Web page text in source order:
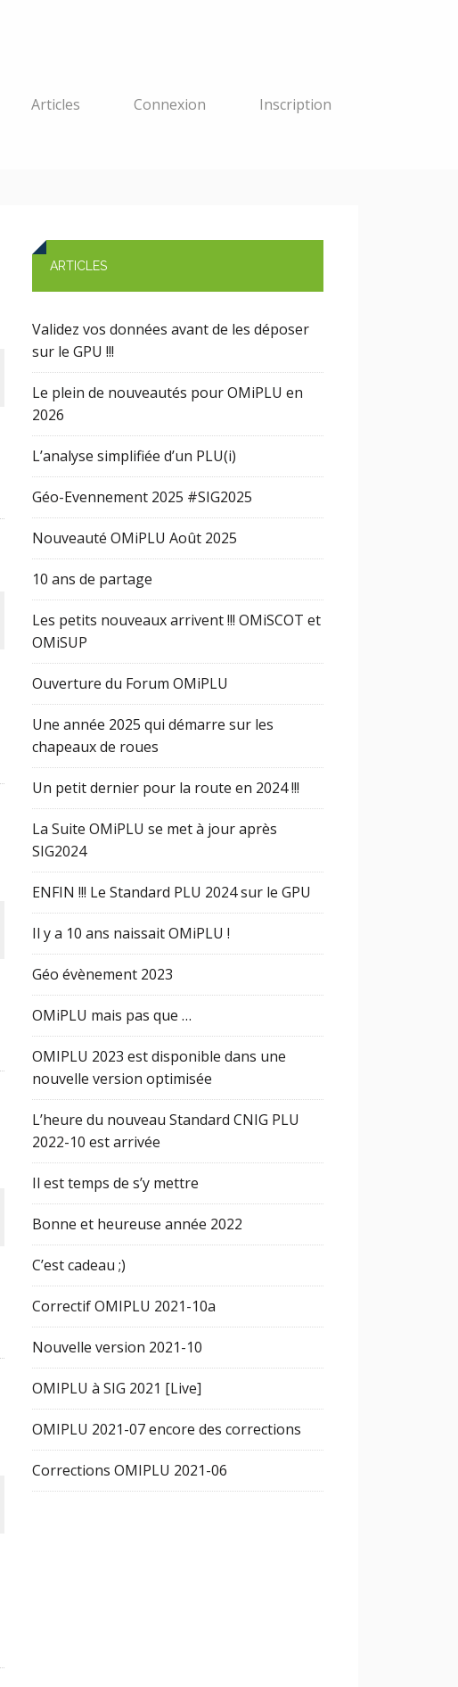
Articles Connexion Inscription
ARTICLES
Validez vos données avant de les déposer
sur le GPU !!!
Le plein de nouveautés pour OMiPLU en
2026
L’analyse simplifiée d’un PLU(i)
Géo-Evennement 2025 #SIG2025
Nouveauté OMiPLU Août 2025
10 ans de partage
Les petits nouveaux arrivent !!! OMiSCOT et
OMiSUP
Ouverture du Forum OMiPLU
Une année 2025 qui démarre sur les
chapeaux de roues
Un petit dernier pour la route en 2024 !!!
La Suite OMiPLU se met à jour après
SIG2024
ENFIN !!! Le Standard PLU 2024 sur le GPU
Il y a 10 ans naissait OMiPLU !
Géo évènement 2023
OMiPLU mais pas que …
OMIPLU 2023 est disponible dans une
nouvelle version optimisée
L’heure du nouveau Standard CNIG PLU
2022-10 est arrivée
Il est temps de s’y mettre
Bonne et heureuse année 2022
C’est cadeau ;)
Correctif OMIPLU 2021-10a
Nouvelle version 2021-10
OMIPLU à SIG 2021 [Live]
OMIPLU 2021-07 encore des corrections
Corrections OMIPLU 2021-06